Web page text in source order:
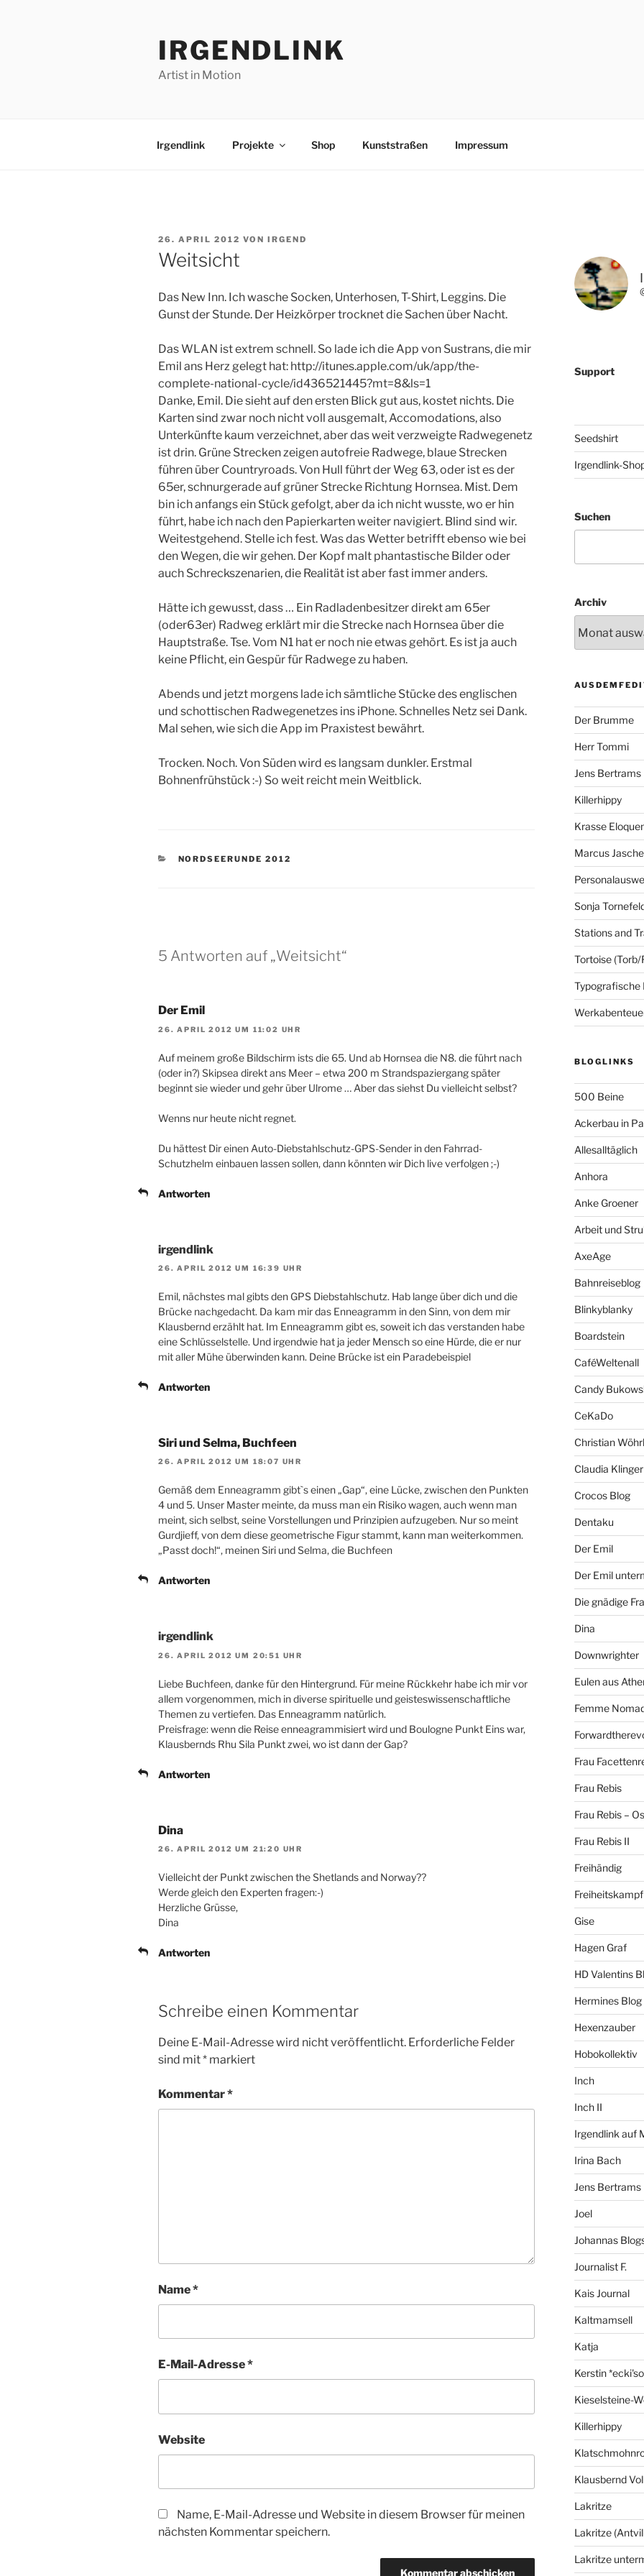
IRGENDLINK
Artist in Motion
Irgendlink Projekte Shop Kunststraßen Impressum
VERÖFFENTLICHT
AM
26. APRIL 2012 VON IRGEND
Weitsicht
Das New Inn. Ich wasche Socken, Unterhosen, T-Shirt, Leggins. Die
Gunst der Stunde. Der Heizkörper trocknet die Sachen über Nacht.
Das WLAN ist extrem schnell. So lade ich die App von Sustrans, die mir
Emil ans Herz gelegt hat: http://itunes.apple.com/uk/app/the-
complete-national-cycle/id436521445?mt=8&ls=1
Danke, Emil. Die sieht auf den ersten Blick gut aus, kostet nichts. Die
Karten sind zwar noch nicht voll ausgemalt, Accomodations, also
Unterkünfte kaum verzeichnet, aber das weit verzweigte Radwegenetz
ist drin. Grüne Strecken zeigen autofreie Radwege, blaue Strecken
führen über Countryroads. Von Hull führt der Weg 63, oder ist es der
65er, schnurgerade auf grüner Strecke Richtung Hornsea. Mist. Dem
bin ich anfangs ein Stück gefolgt, aber da ich nicht wusste, wo er hin
führt, habe ich nach den Papierkarten weiter navigiert. Blind sind wir.
Weitestgehend. Stelle ich fest. Was das Wetter betrifft ebenso wie bei
den Wegen, die wir gehen. Der Kopf malt phantastische Bilder oder
auch Schreckszenarien, die Realität ist aber fast immer anders.
Hätte ich gewusst, dass … Ein Radladenbesitzer direkt am 65er
(oder63er) Radweg erklärt mir die Strecke nach Hornsea über die
Hauptstraße. Tse. Vom N1 hat er noch nie etwas gehört. Es ist ja auch
keine Pflicht, ein Gespür für Radwege zu haben.
Abends und jetzt morgens lade ich sämtliche Stücke des englischen
und schottischen Radwegenetzes ins iPhone. Schnelles Netz sei Dank.
Mal sehen, wie sich die App im Praxistest bewährt.
Trocken. Noch. Von Süden wird es langsam dunkler. Erstmal
Bohnenfrühstück :-) So weit reicht mein Weitblick.
KATEGORIEN
NORDSEERUNDE 2012
5 Antworten auf „Weitsicht“
Der Emil
26. APRIL 2012 UM 11:02 UHR
Auf meinem große Bildschirm ists die 65. Und ab Hornsea die N8. die führt nach
(oder in?) Skipsea direkt ans Meer – etwa 200 m Strandspaziergang später
beginnt sie wieder und gehr über Ulrome … Aber das siehst Du vielleicht selbst?
Wenns nur heute nicht regnet.
Du hättest Dir einen Auto-Diebstahlschutz-GPS-Sender in den Fahrrad-
Schutzhelm einbauen lassen sollen, dann könnten wir Dich live verfolgen ;-)
Antworten
irgendlink
26. APRIL 2012 UM 16:39 UHR
Emil, nächstes mal gibts den GPS Diebstahlschutz. Hab lange über dich und die
Brücke nachgedacht. Da kam mir das Enneagramm in den Sinn, von dem mir
Klausbernd erzählt hat. Im Enneagramm gibt es, soweit ich das verstanden habe
eine Schlüsselstelle. Und irgendwie hat ja jeder Mensch so eine Hürde, die er nur
mit aller Mühe überwinden kann. Deine Brücke ist ein Paradebeispiel
Antworten
Siri und Selma, Buchfeen
26. APRIL 2012 UM 18:07 UHR
Gemäß dem Enneagramm gibt`s einen „Gap“, eine Lücke, zwischen den Punkten
4 und 5. Unser Master meinte, da muss man ein Risiko wagen, auch wenn man
meint, sich selbst, seine Vorstellungen und Prinzipien aufzugeben. Nur so meint
Gurdjieff, von dem diese geometrische Figur stammt, kann man weiterkommen.
„Passt doch!“, meinen Siri und Selma, die Buchfeen
Antworten
irgendlink
26. APRIL 2012 UM 20:51 UHR
Liebe Buchfeen, danke für den Hintergrund. Für meine Rückkehr habe ich mir vor
allem vorgenommen, mich in diverse spirituelle und geisteswissenschaftliche
Themen zu vertiefen. Das Enneagramm natürlich.
Preisfrage: wenn die Reise enneagrammisiert wird und Boulogne Punkt Eins war,
Klausbernds Rhu Sila Punkt zwei, wo ist dann der Gap?
Antworten
Dina
26. APRIL 2012 UM 21:20 UHR
Vielleicht der Punkt zwischen the Shetlands and Norway??
Werde gleich den Experten fragen:-)
Herzliche Grüsse,
Dina
Antworten
Schreibe einen Kommentar
Deine E-Mail-Adresse wird nicht veröffentlicht. Erforderliche Felder
sind mit* markiert
Kommentar*
Name*
E-Mail-Adresse*
Website
Name, E-Mail-Adresse und Website in diesem Browser für meinen
nächsten Kommentar speichern.
Support
Seedshirt
Irgendlink-
Suchen
Archiv
Der Brumme
Herr Tommi
Jens Bertrams
Killerhippy
Krasse
Marcus
Sonja
Stations and
Tortoise (Torb/
Typografische
BLOGLINKS
500 Beine
Ackerbau in
Allesalltäglich
Anhora
Anke Groener
Arbeit und
AxeAge
Bahnreiseblog
Blinkyblanky
Boardstein
CaféWeltenall
Candy
CeKaDo
Christian Wöhrl
Claudia Klinger
Crocos Blog
Dentaku
Der Emil
Der Emil
Die gnädige
Dina
Downwrighter
Eulen aus
Femme
Frau
Frau Rebis
Frau Rebis –
Frau Rebis II
Freihändig
Freiheitskampf
Gise
Hagen Graf
HD Valentins
Hermines Blog
Hexenzauber
Hobokollektiv
Inch
Inch II
Irgendlink auf
Irina Bach
Jens Bertrams
Joel
Johannas
Journalist F.
Kais Journal
Kaltmamsell
Katja
Kerstin
Kieselsteine-
Killerhippy
Klausbernd
Lakritze
Lakritze
Lakritze